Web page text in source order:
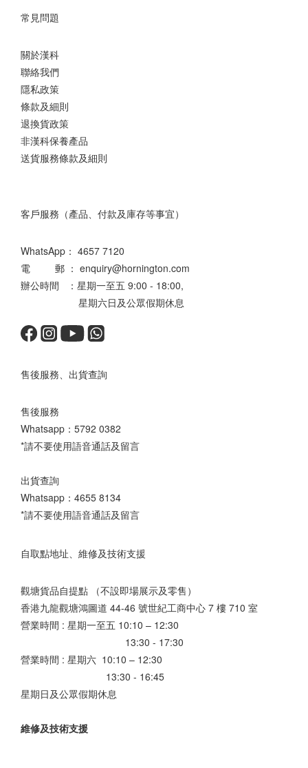
常見問題
關於漢科
聯絡我們
隱私政策
條款及細則
退換貨政策
非漢科保養產品
送貨服務條款及細則
客戶服務（產品、付款及庫存等事宜）
WhatsApp： 4657 7120
電 郵 ： enquiry@hornington.com
辦公時間 ：星期一至五 9:00 - 18:00,
星期六日及公眾假期休息
售後服務、出貨查詢
售後服務
Whatsapp： 5792 0382
*請不要使用語音通話及留言
出貨查詢
Whatsapp： 4655 8134
*請不要使用語音通話及留言
自取點地址、維修及技術支援
觀塘貨品自提點 （不設即場展示及零售）
香港九龍觀塘鴻圖道 44-46 號世紀工商中心 7 樓 710 室
營業時間 : 星期一至五 10:10 – 12:30
13:30 - 17:30
營業時間 : 星期六 10:10 – 12:30
13:30 - 16:45
星期日及公眾假期休息
維修及技術支援